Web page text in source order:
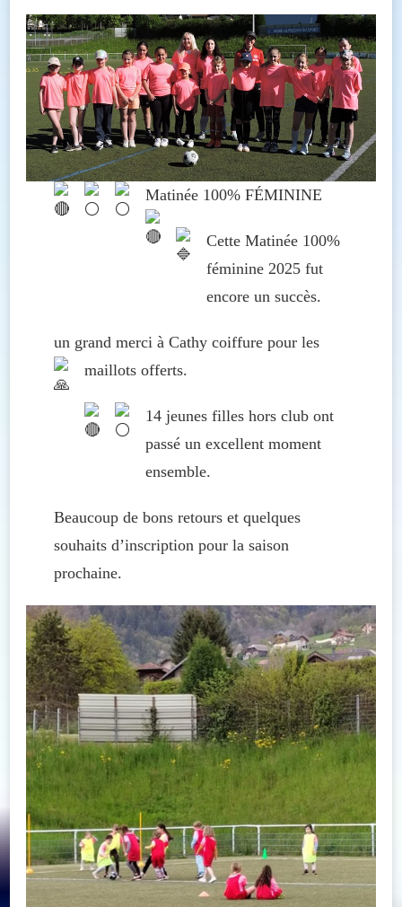
Matinée 100% FÉMININE
Cette Matinée 100%
féminine 2025 fut
encore un succès.
un grand merci à Cathy coiffure pour les
maillots offerts.
14 jeunes filles hors club ont
passé un excellent moment
ensemble.
Beaucoup de bons retours et quelques
souhaits d’inscription pour la saison
prochaine.